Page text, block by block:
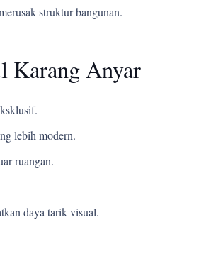
struktur bangunan.
Karang Anyar
lebih modern.
ruangan.
daya tarik visual.